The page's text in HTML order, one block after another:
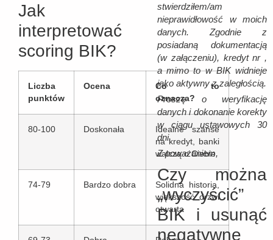
Jak
interpretować
scoring BIK?
Liczba
punktów
Ocena
Co to
oznacza?
80-100 Doskonała
Idealne szanse
na kredyt, banki
walczą o Ciebie
74-79 Bardzo dobra
Solidna historia,
większość drzwi
otwarta
stwierdziłem/am
nieprawidłowość w moich
danych. Zgodnie z
posiadaną dokumentacją
(w załączeniu), kredyt nr ,
a mimo to w BIK widnieje
jako aktywny z zaległością.
Proszę o weryfikację
danych i dokonanie korekty
w ciągu ustawowych 30
dni.
Z poważaniem,
Czy można
„wyczyścić”
BIK i usunąć
negatywne